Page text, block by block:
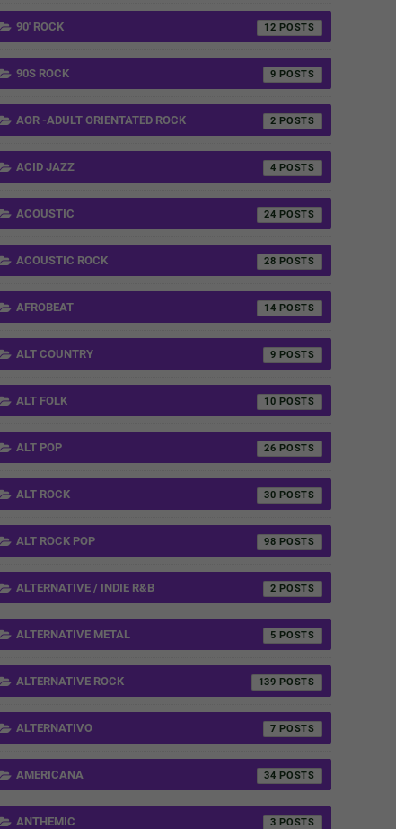
90' ROCK 12
90S ROCK 9
AOR -ADULT ORIENTATED ROCK 2
ACID JAZZ 4
ACOUSTIC 24
ACOUSTIC ROCK 28
AFROBEAT 14
ALT COUNTRY 9
ALT FOLK 10
ALT POP 26
ALT ROCK 30
ALT ROCK POP 98
ALTERNATIVE / INDIE R&B 2
ALTERNATIVE METAL 5
ALTERNATIVE ROCK 139
ALTERNATIVO 7
AMERICANA 34
ANTHEMIC 3